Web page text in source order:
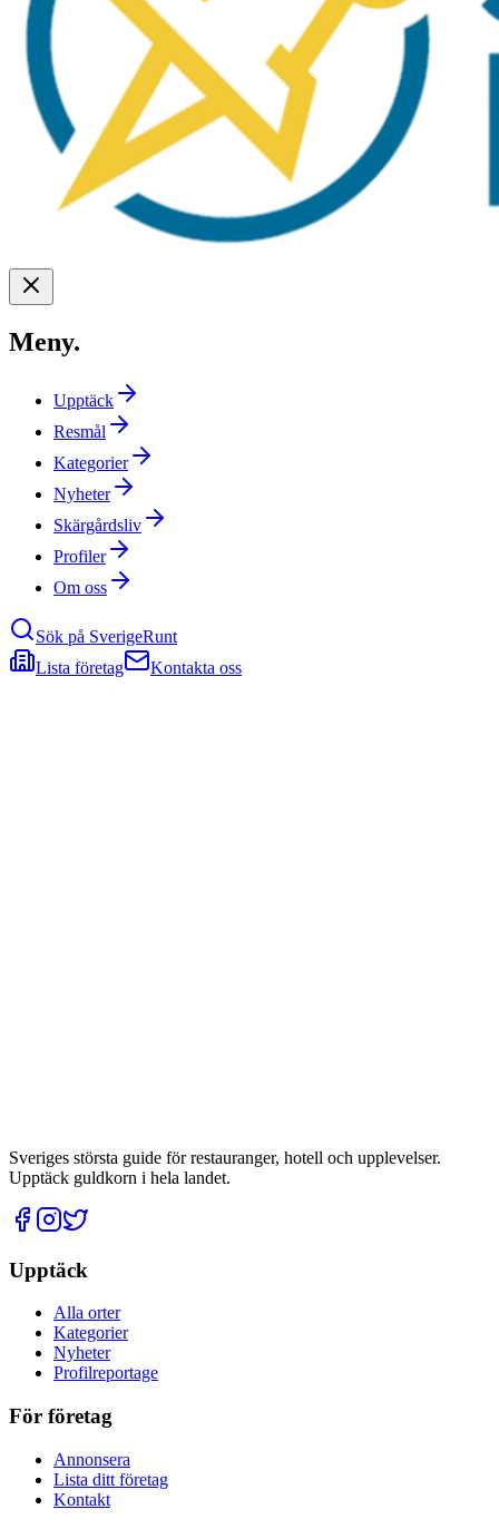
Meny.
Upptäck
Resmål
Kategorier
Nyheter
Skärgårdsliv
Profiler
Om oss
Sök på SverigeRunt
Lista företag
Kontakta oss
Sveriges största guide för restauranger, hotell och upplevelser.
Upptäck guldkorn i hela landet.
Upptäck
Alla orter
Kategorier
Nyheter
Profilreportage
För företag
Annonsera
Lista ditt företag
Kontakt